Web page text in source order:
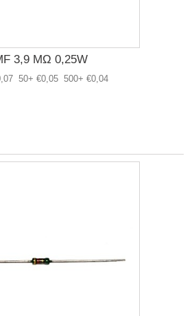
3,9 MΩ 0,25W
50+ €0,05 500+ €0,04